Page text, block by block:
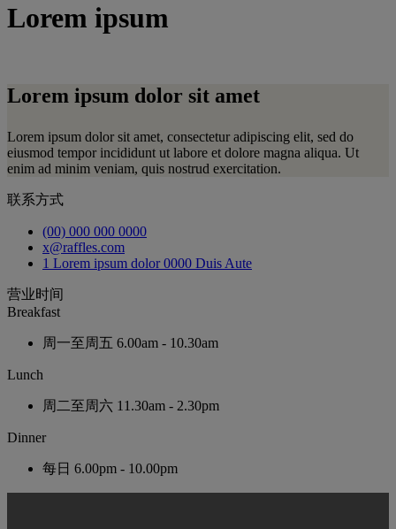
Lorem ipsum
Lorem ipsum dolor sit amet
Lorem ipsum dolor sit amet, consectetur adipiscing elit, sed do
eiusmod tempor incididunt ut labore et dolore magna aliqua. Ut
enim ad minim veniam, quis nostrud exercitation.
联系方式
(00) 000 000 0000
x@raffles.com
1 Lorem ipsum dolor 0000 Duis Aute
营业时间
Breakfast
周一至周五 6.00am - 10.30am
Lunch
周二至周六 11.30am - 2.30pm
Dinner
每日 6.00pm - 10.00pm